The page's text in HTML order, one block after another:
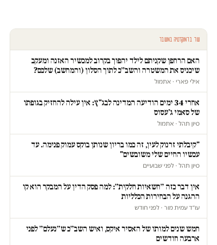
עוד בדמוקרטיה במשבר
האם הרחפן שקניתם לילד יהפוך בקרוב למכשיר האזנה ומעקב
שיכניס את המשטרה והשב״כ לתוך הסלון (והמחשב) שלכם?
אילי פארי · אתמול
אחרי 34 ימים הודיעה המדינה לבג"ץ: אין עילה להחזיק בגופתו
של סאמי ג'עסוס
סיון תהל · אתמול
"קיבלתי זרנוק לעין, זה כמו בריון שנותן בוקס עמוק פנימה. עד
עכשיו החיים שלי משובשים"
סיון תהל · לפני שבועיים
אין דבר כזה ״חשאיות חלקית״: למה פסק הדין על המבקר הוא קו
ההגנה על הבחירות הכלליות
עו״ד עמית מור · לפני חודש
חמש שנים למותו של האסיר איקס, ואיש השב״כ ש״נעלם״ לפני
ארבעה חודשים